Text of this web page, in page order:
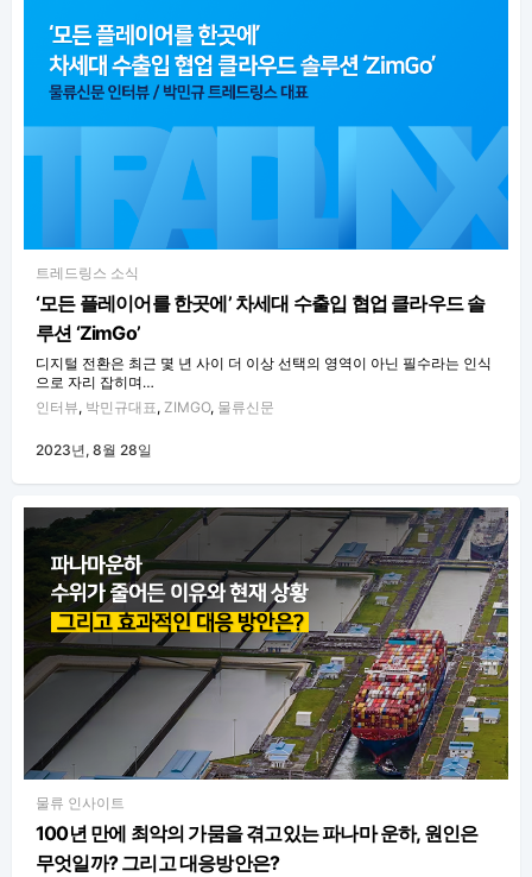
트레드링스 소식
‘모든 플레이어를 한곳에’ 차세대 수출입 협업 클라우드 솔
루션 ‘ZimGo’
디지털 전환은 최근 몇 년 사이 더 이상 선택의 영역이 아닌 필수라는 인식
으로 자리 잡히며…
인터뷰, 박민규대표, ZIMGO, 물류신문
2023년, 8월 28일
물류 인사이트
100년 만에 최악의 가뭄을 겪고있는 파나마 운하, 원인은
무엇일까? 그리고 대응방안은?